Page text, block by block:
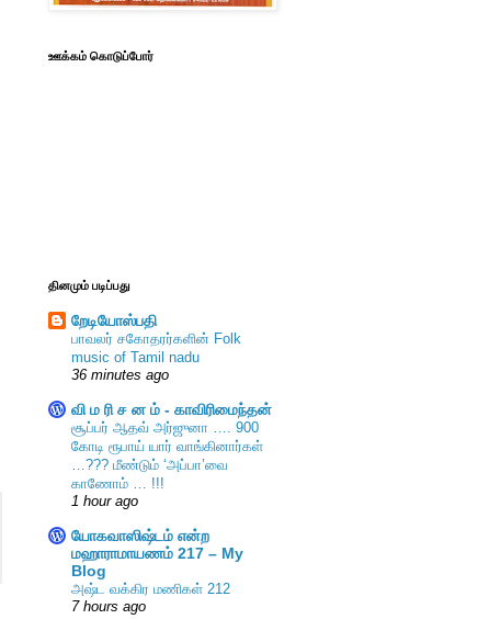
ஊக்கம் கொடுப்போர்
தினமும் படிப்பது
றேடியோஸ்பதி
பாவலர் சகோதரர்களின் Folk
music of Tamil nadu
36 minutes ago
வி ம ரி ச ன ம் - காவிரிமைந்தன்
சூப்பர் ஆதவ் அர்ஜுனா …. 900
கோடி ரூபாய் யார் வாங்கினார்கள்
…??? மீண்டும் ‘அப்பா’வை
காணோம் … !!!
1 hour ago
யோகவாஸிஷ்டம் என்ற
மஹாராமாயணம் 217 – My
Blog
அஷ்ட வக்கிர மணிகள் 212
7 hours ago